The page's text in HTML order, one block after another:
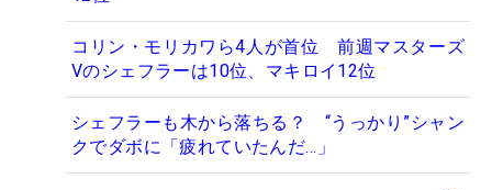
コリン・モリカワら4人が首位 前週マスターズ
Vのシェフラーは10位、マキロイ12位
シェフラーも木から落ちる？ “うっかり”シャン
クでダボに「疲れていたんだ…」